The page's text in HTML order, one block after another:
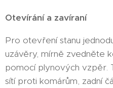
Otevírání a zavíraní
Pro otevření stanu
uzávěry, mírně zvedněte
pomocí plynových vzpěr.
sítí proti komárům, zadní